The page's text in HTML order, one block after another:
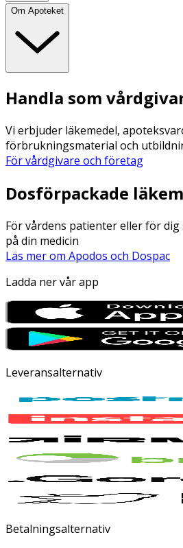
Om Apoteket
Handla som
Vi erbjuder läkemedel,
förbrukningsmaterial och
För vårdgivare och företag
Dosförpackade
För vårdens patienter eller för
på din medicin
Läs mer om Apodos och Dospac
Ladda ner vår app
Leveransalternativ
Betalningsalternativ